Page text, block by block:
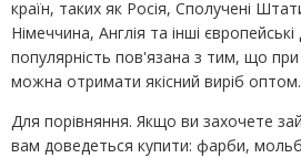
країн, таких як Росія, Сполучені
Німеччина, Англія та інші
популярність пов'язана з тим, що при
можна отримати якісний виріб оптом.
Для порівняння. Якщо ви захочете
вам доведеться купити: фарби,